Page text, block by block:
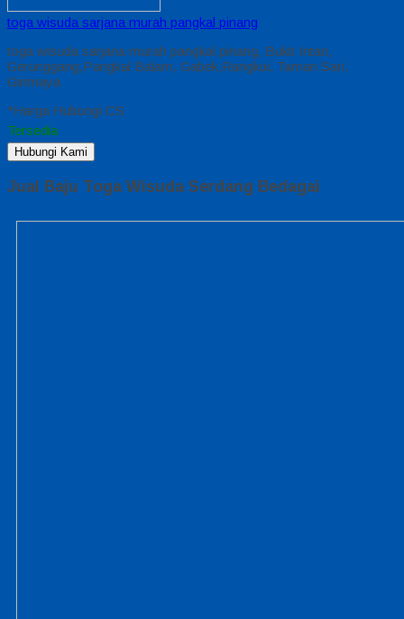
toga wisuda sarjana murah pangkal pinang
toga wisuda sarjana murah pangkal pinang, Bukit Intan,
Gerunggang,Pangkal Balam, Gabek,Rangkui, Taman Sari,
Girimaya
*Harga Hubungi CS
Tersedia
Hubungi Kami
Jual Baju Toga Wisuda Serdang Bedagai